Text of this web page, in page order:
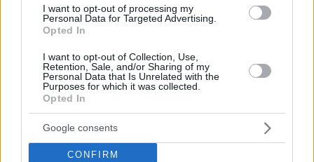
I want to opt-out of processing my
Personal Data for Targeted Advertising.
Opted In
I want to opt-out of Collection, Use,
Retention, Sale, and/or Sharing of my
Personal Data that Is Unrelated with the
Purposes for which it was collected.
Opted In
Google consents
CONFIRM
Πώς και γιατί ο Μαδούρο θα έφευγε από την εξουσία -
Σφίγγει ο κλοιός, στρατεύματα των ΗΠΑ ανοιχτά της
Βενεζουέλας, τον επικήρυξαν με €50 εκατ.
23.11.2025, 13:34
Thema Insights